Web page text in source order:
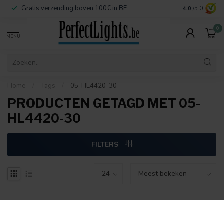
Gratis verzending boven 100€ in BE Veilige
4.0 /5.0
MENU
0
Home Tags 05-HL4420-30
PRODUCTEN GETAGD MET 05-
HL4420-30
FILTERS